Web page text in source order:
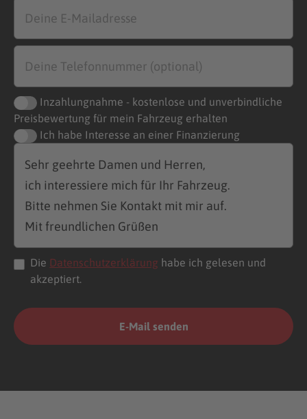
Inzahlungnahme - kostenlose und unverbindliche
Preisbewertung für mein Fahrzeug erhalten
Ich habe Interesse an einer Finanzierung
Die Datenschutzerklärung habe ich gelesen und
akzeptiert.